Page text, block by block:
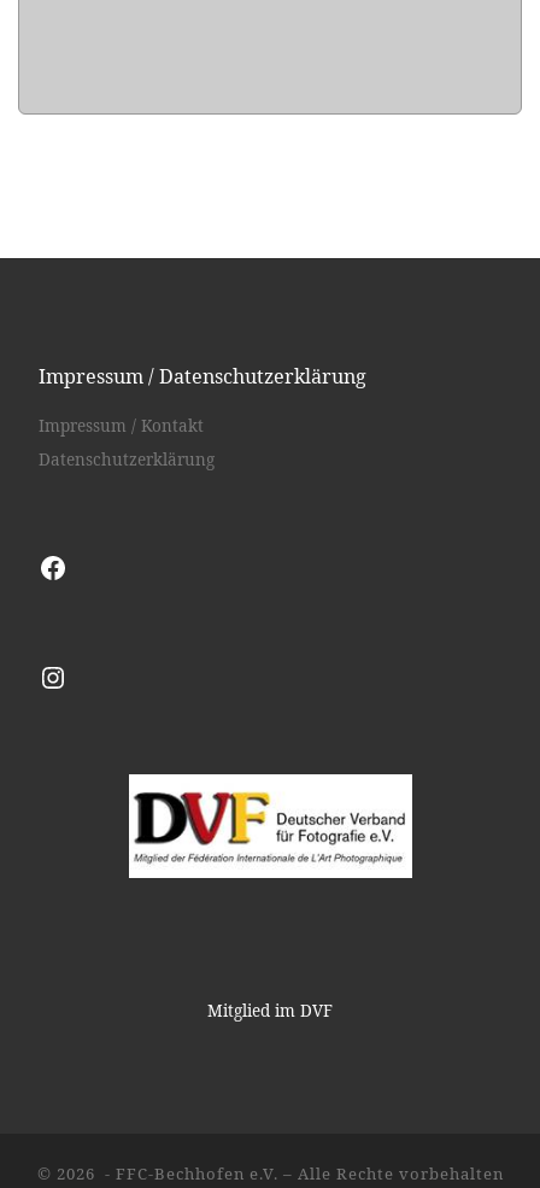
Impressum / Datenschutzerklärung
Impressum / Kontakt
Datenschutzerklärung
Facebook
Instagram
Mitglied im DVF
© 2026 - FFC-Bechhofen e.V. – Alle Rechte vorbehalten